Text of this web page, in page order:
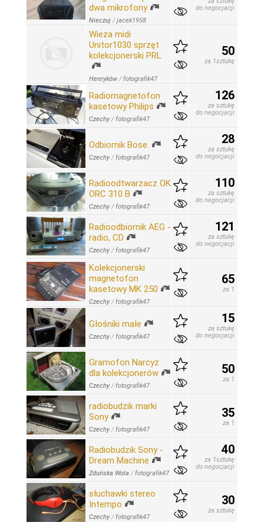
dwa mikrofony
Nieczuj /jacek1958
do negocjacji
Wieża midi
Unitor1030 sprzęt
kolekcjonerski PRL
Henryków /fotografik47
50
za 1sztukę
Radiomagnetofon
kasetowy Philips
Czechy /fotografik47
126
za sztukę
do negocjacji
Odbiornik Bose.
Czechy /fotografik47
28
za sztukę
do negocjacji
Radioodtwarzacz OK
ORC 310 B
Czechy /fotografik47
110
za sztukę
do negocjacji
Radioodbiornik AEG -
radio, CD
Czechy /fotografik47
121
za sztukę
do negocjacji
Kolekcjonerski
magnetofon
kasetowy MK 250
Czechy /fotografik47
65
za 1
Głośniki małe
Czechy /fotografik47
15
za sztukę
do negocjacji
Gramofon Narcyz
dla kolekcjonerów
Czechy /fotografik47
50
za 1
radiobudzik marki
Sony
Czechy /fotografik47
35
za 1
Radiobudzik Sony -
Dream Machine
Zduńska Wola /fotografik47
40
za 1sztukę
do negocjacji
słuchawki stereo
Intempo
Czechy /fotografik47
30
za sztukę